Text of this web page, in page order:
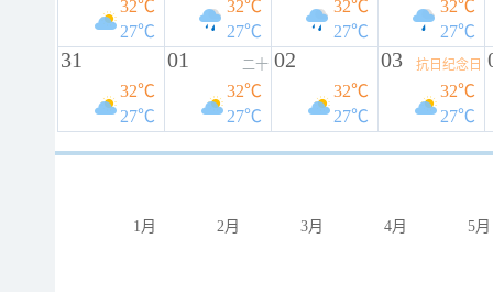
32℃
27℃
32℃
27℃
32℃
27℃
32℃
27℃
31
32℃
27℃
01 二十
32℃
27℃
02
32℃
27℃
03 抗日纪念日
32℃
27℃
1月 2月 3月 4月 5月